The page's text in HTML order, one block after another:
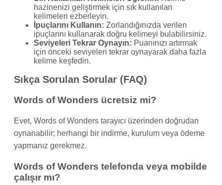
hazinenizi geliştirmek için sık kullanılan
kelimeleri ezberleyin.
İpuçlarını Kullanın: Zorlandığınızda verilen
ipuçlarını kullanarak doğru kelimeyi bulabilirsiniz.
Seviyeleri Tekrar Oynayın: Puanınızı artırmak
için önceki seviyeleri tekrar oynayarak daha fazla
kelime keşfedin.
Sıkça Sorulan Sorular (FAQ)
Words of Wonders ücretsiz mi?
Evet, Words of Wonders tarayıcı üzerinden doğrudan
oynanabilir; herhangi bir indirme, kurulum veya ödeme
yapmanız gerekmez.
Words of Wonders telefonda veya mobilde
çalışır mı?